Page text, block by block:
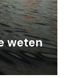
weten